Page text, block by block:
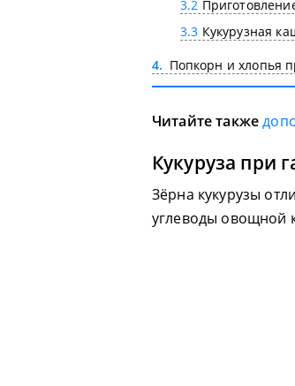
3.2
3.3 Кукурузная
4
Попкорн и хлопья
Читайте также
Кукуруза при
Зёрна кукурузы
углеводы овощной